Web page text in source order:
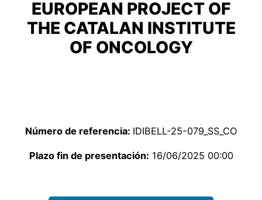
EUROPEAN PROJECT OF
THE CATALAN INSTITUTE
OF ONCOLOGY
Número de referencia: IDIBELL-25-079_SS_CO
Plazo fin de presentación: 16/06/2025 00:00